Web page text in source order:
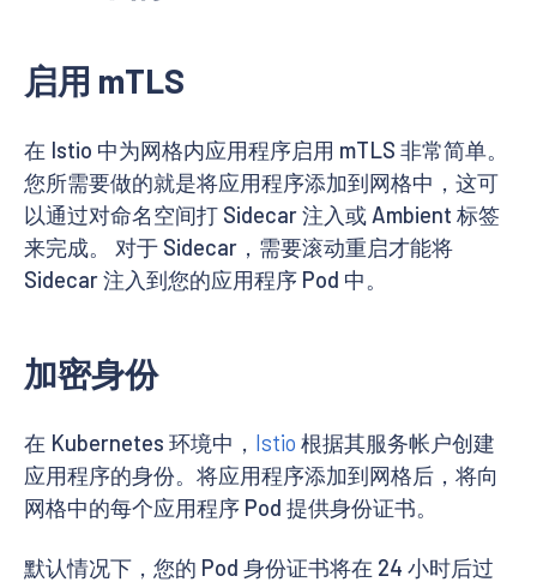
启用 mTLS
在 Istio 中为网格内应用程序启用 mTLS 非常简单。
您所需要做的就是将应用程序添加到网格中，这可
以通过对命名空间打 Sidecar 注入或 Ambient 标签
来完成。 对于 Sidecar，需要滚动重启才能将
Sidecar 注入到您的应用程序 Pod 中。
加密身份
在 Kubernetes 环境中， Istio 根据其服务帐户创建
应用程序的身份。将应用程序添加到网格后，将向
网格中的每个应用程序 Pod 提供身份证书。
默认情况下，您的 Pod 身份证书将在 24 小时后过